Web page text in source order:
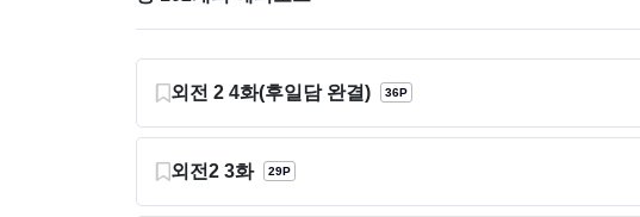
외전 2 4화(후일담 완결) 36P
외전2 3화 29P